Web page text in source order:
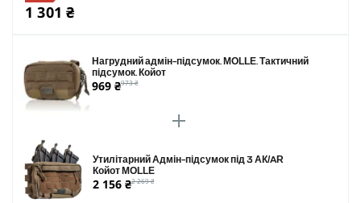
1 301 ₴
Нагрудний адмін-підсумок. MOLLE. Тактичний
підсумок. Койот
969 ₴973 ₴
Утилітарний Адмін-підсумок під 3 АК/AR
Койот MOLLE
2 156 ₴2 269 ₴